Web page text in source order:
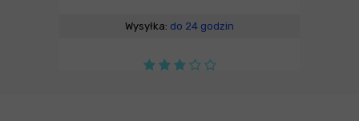
Wysyłka: do 24 godzin